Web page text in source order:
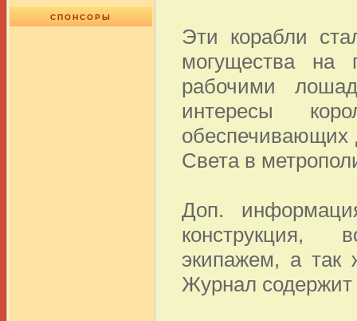
СПОНСОРЫ
Эти корабли
могущества на
рабочими
интересы
обеспечивающих
Света в
Доп.
конструкция,
экипажем, а так
Журнал